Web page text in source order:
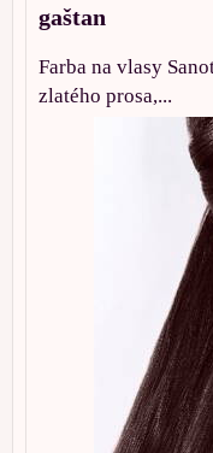
gaštan
Farba na vlasy
zlatého prosa,...